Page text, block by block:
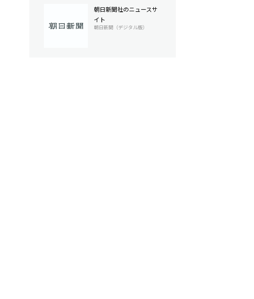
朝日新聞社のニュースサ
イト
朝日新聞（デジタル版）